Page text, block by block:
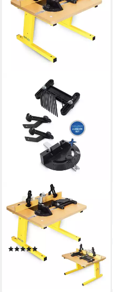
BAMATO
Oberfrästisch RT-120, (5-tlg),
gummierte Füße, mobiler
Oberfräsentisch, Tisch für
Oberfräse
99,00 €
lieferbar - in 2-3 Werktagen bei dir